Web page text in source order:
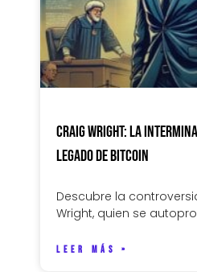
Craig Wright: La
legado de Bitcoin
Descubre la
Wright, quien se
LEER MÁS »